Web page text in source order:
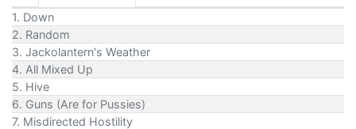
1. Down
2. Random
3. Jackolantern's Weather
4. All Mixed Up
5. Hive
6. Guns (Are for Pussies)
7. Misdirected Hostility